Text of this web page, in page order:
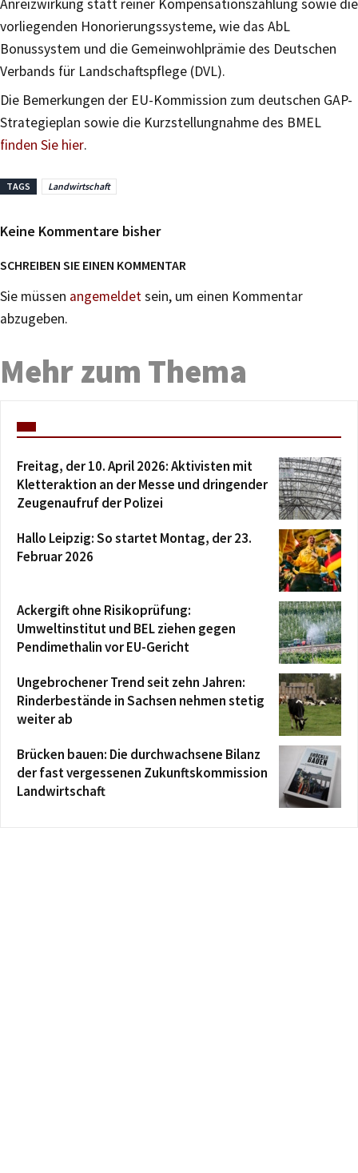
Anreizwirkung statt reiner Kompensationszahlung sowie die
vorliegenden Honorierungssysteme, wie das AbL
Bonussystem und die Gemeinwohlprämie des Deutschen
Verbands für Landschaftspflege (DVL).
Die Bemerkungen der EU-Kommission zum deutschen GAP-
Strategieplan sowie die Kurzstellungnahme des BMEL
finden Sie hier.
TAGS Landwirtschaft
Keine Kommentare bisher
SCHREIBEN SIE EINEN KOMMENTAR
Sie müssen angemeldetsein, um einen Kommentar
abzugeben.
Mehr zum Thema
Freitag, der 10. April 2026: Aktivisten mit
Kletteraktion an der Messe und dringender
Zeugenaufruf der Polizei
Hallo Leipzig: So startet Montag, der 23.
Februar 2026
Ackergift ohne Risikoprüfung:
Umweltinstitut und BEL ziehen gegen
Pendimethalin vor EU-Gericht
Ungebrochener Trend seit zehn Jahren:
Rinderbestände in Sachsen nehmen stetig
weiter ab
Brücken bauen: Die durchwachsene Bilanz
der fast vergessenen Zukunftskommission
Landwirtschaft